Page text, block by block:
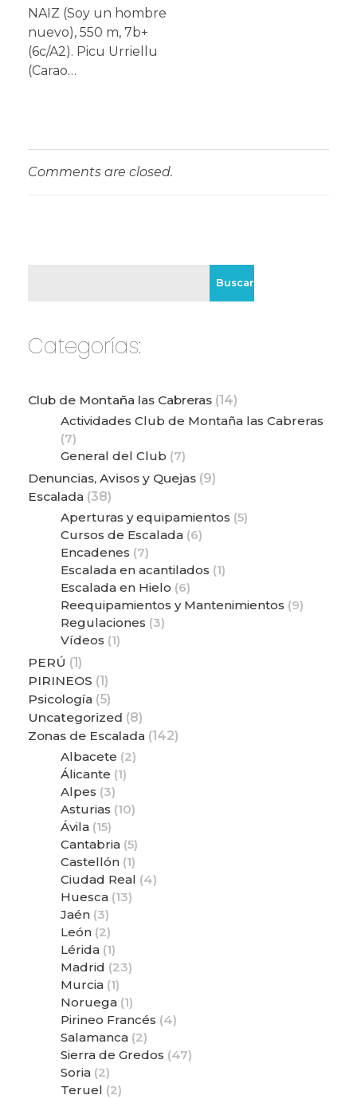
NAIZ (Soy un hombre
nuevo), 550 m, 7b+
(6c/A2). Picu Urriellu
(Carao…
Comments are closed.
Buscar
Categorías:
Club de Montaña las Cabreras (14)
Actividades Club de Montaña las Cabreras
(7)
General del Club (7)
Denuncias, Avisos y Quejas (9)
Escalada (38)
Aperturas y equipamientos (5)
Cursos de Escalada(6)
Encadenes (7)
Escalada en acantilados (1)
Escalada en Hielo (6)
Reequipamientos y Mantenimientos (9)
Regulaciones (3)
Vídeos (1)
PERÚ (1)
PIRINEOS (1)
Psicología (5)
Uncategorized (8)
Zonas de Escalada (142)
Albacete (2)
Álicante (1)
Alpes (3)
Asturias (10)
Ávila(15)
Cantabria(5)
Castellón(1)
Ciudad Real (4)
Huesca(13)
Jaén(3)
León(2)
Lérida(1)
Madrid (23)
Murcia(1)
Noruega(1)
Pirineo Francés (4)
Salamanca(2)
Sierra de Gredos (47)
Soria(2)
Teruel (2)